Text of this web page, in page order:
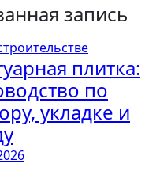
запись
плитка:
по
укладке и